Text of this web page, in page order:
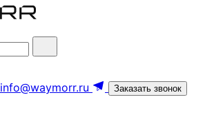
info@waymorr.ru Заказать звонок